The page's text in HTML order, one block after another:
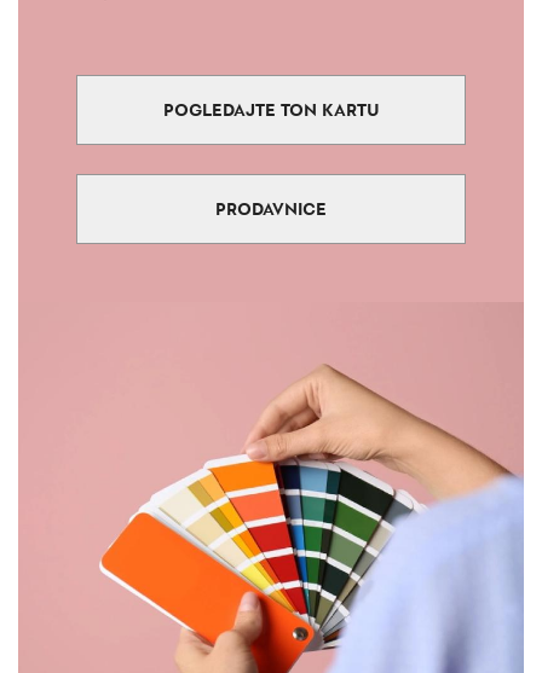
POGLEDAJTE TON KARTU
PRODAVNICE